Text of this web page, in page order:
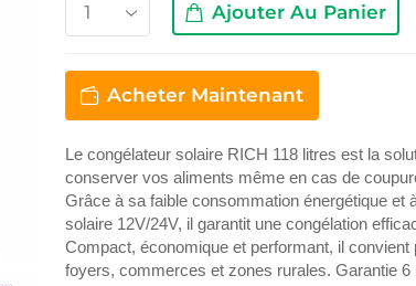
Ajouter Au Panier
Acheter Maintenant
Le congélateur solaire RICH 118 litres est la
conserver vos aliments même en cas de
Grâce à sa faible consommation énergétique et
solaire 12V/24V, il garantit une congélation
Compact, économique et performant, il convient
foyers, commerces et zones rurales. Garantie 6